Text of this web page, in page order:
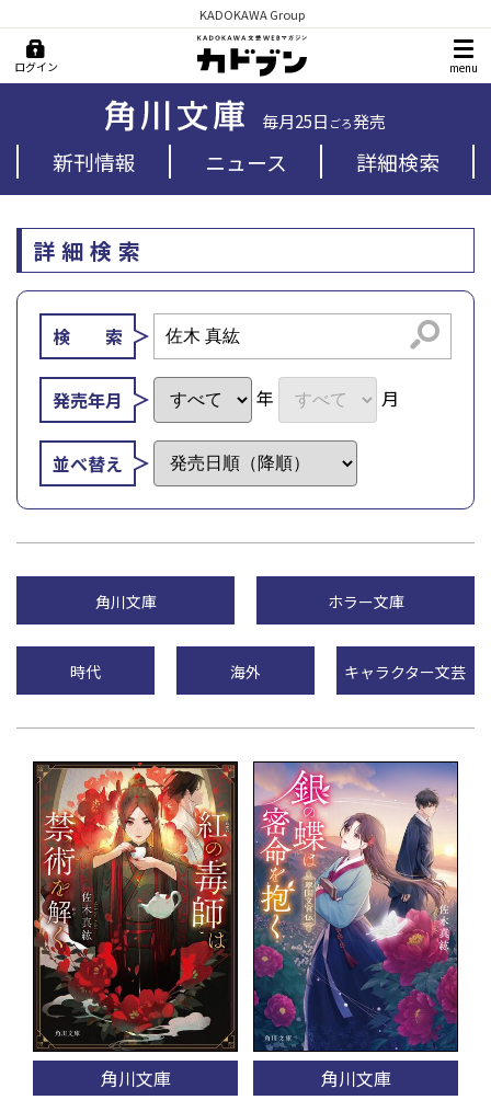
KADOKAWA Group
ログイン menu
毎月25日 ごろ発売
新刊情報 ニュース 詳細検索
詳細検索
検 索 検索
発売年月 年 月
並べ替え
角川文庫 ホラー文庫
時代 海外 キャラクター文芸
角川文庫 角川文庫